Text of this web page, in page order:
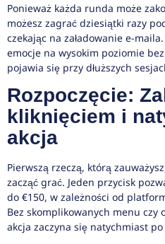
Ponieważ każda runda może
możesz zagrać dziesiątki razy
czekając na załadowanie e-
emocje na wysokim poziomie
pojawia się przy dłuższych
Rozpoczęcie:
kliknięciem i
akcja
Pierwszą rzeczą, którą
zacząć grać. Jeden przycisk
do €150, w zależności od
Bez skomplikowanych menu czy
akcja zaczyna się natychmiast